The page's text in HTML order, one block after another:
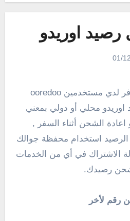
اوريدو
01/
محلي أو دولي بمعني
الشحن أثناء السفر ,
استخدام محفظة جوالك
الاشتراك في أي من الخدمات
شحن رصيدك.
رقم لأخر